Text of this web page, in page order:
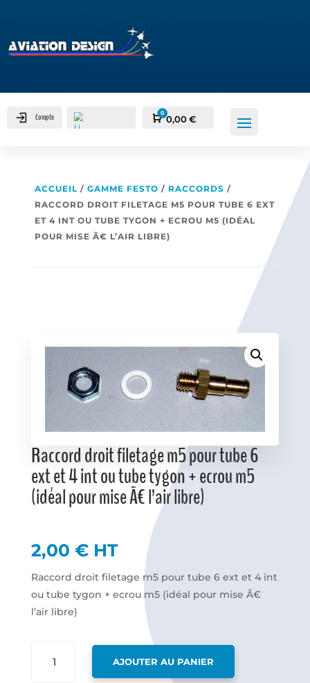
Compte Panier
0
0,00€
ACCUEIL / GAMME FESTO / RACCORDS /
RACCORD DROIT FILETAGE M5 POUR TUBE 6 EXT
ET 4 INT OU TUBE TYGON + ECROU M5 (IDÉAL
POUR MISE Ã€ L’AIR LIBRE)
Raccord droit filetage m5 pour tube 6
ext et 4 int ou tube tygon + ecrou m5
(idéal pour mise Ã€ l’air libre)
2,00 € HT
Raccord droit filetage m5 pour tube 6 ext et 4 int
ou tube tygon + ecrou m5 (idéal pour mise Ã€
l’air libre)
AJOUTER AU PANIER